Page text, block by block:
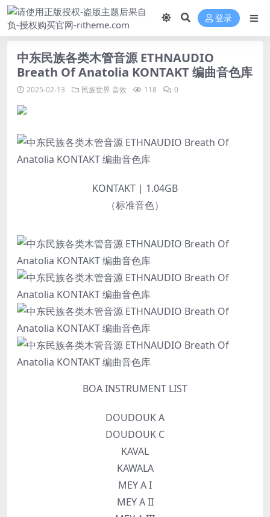
登录
中东民族各类木管音源 ETHNAUDIO
Breath Of Anatolia KONTAKT 编曲音色库
2025-02-13 民族世界 音效 118 0
KONTAKT | 1.04GB
（标准音色）
BOA INSTRUMENT LIST
DOUDOUK A
DOUDOUK C
KAVAL
KAWALA
MEY A I
MEY A II